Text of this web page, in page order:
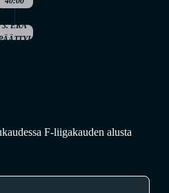
3. ERÄ
F-liigakauden alusta